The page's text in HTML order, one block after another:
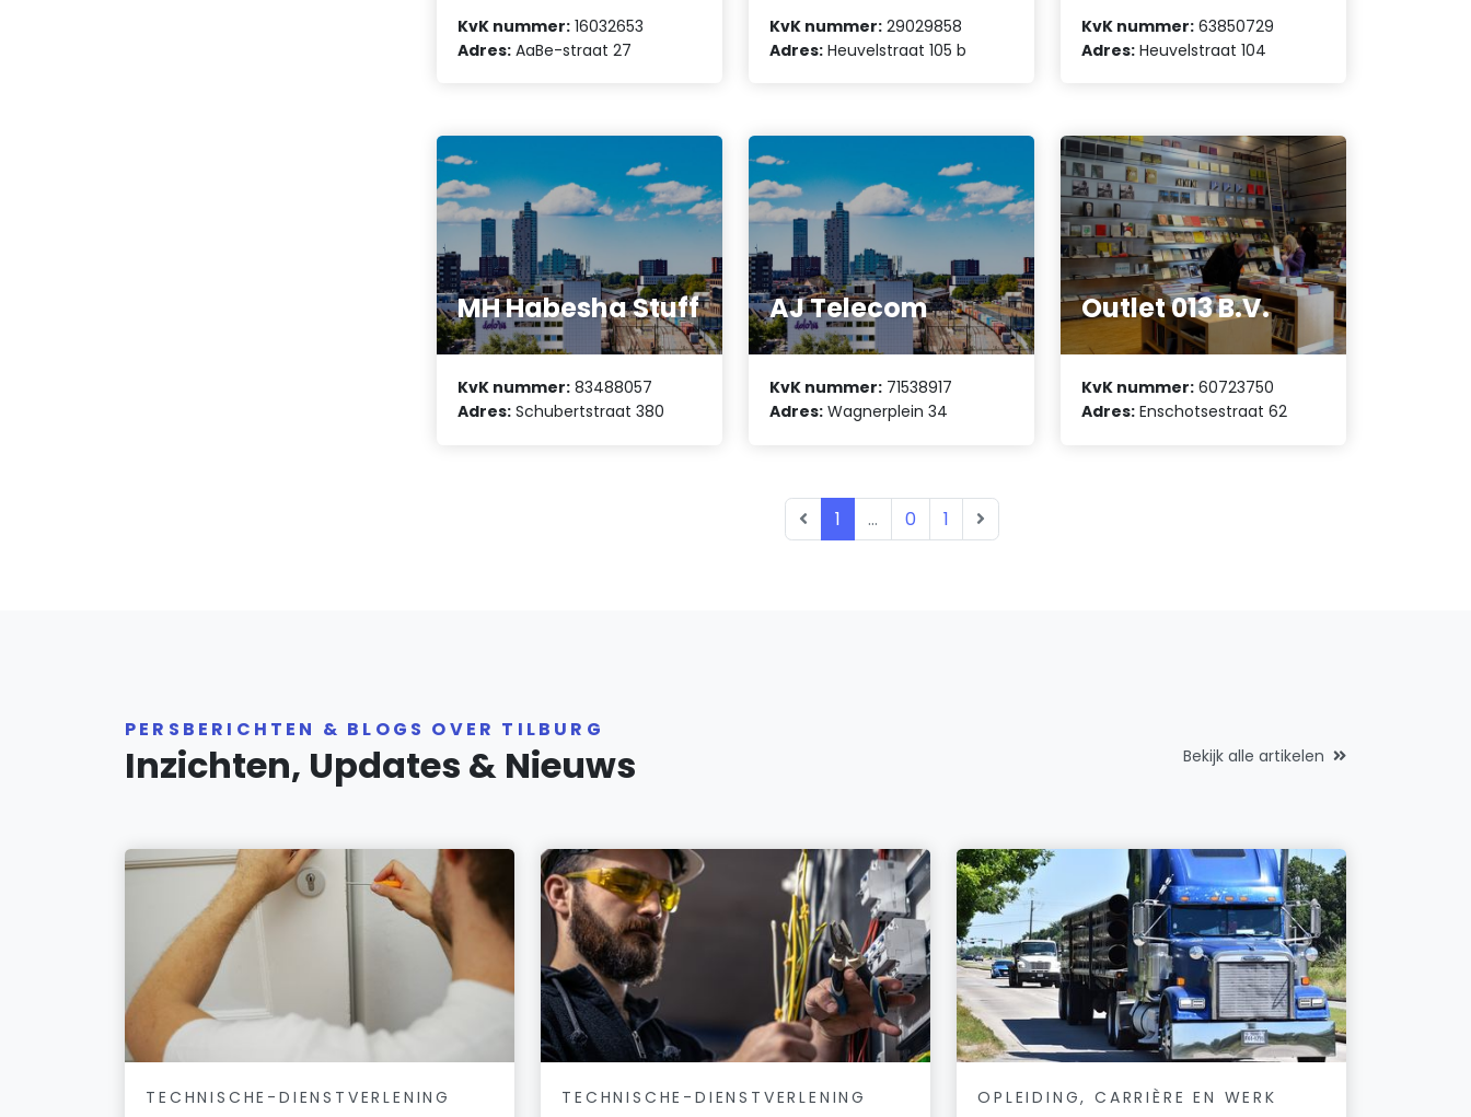
KvK nummer: 16032653
Adres: AaBe-straat 27
KvK nummer: 29029858
Adres: Heuvelstraat 105 b
KvK nummer: 63850729
Adres: Heuvelstraat 104
MH Habesha Stuff
KvK nummer: 83488057
Adres: Schubertstraat 380
AJ Telecom
KvK nummer: 71538917
Adres: Wagnerplein 34
Outlet 013 B.V.
KvK nummer: 60723750
Adres: Enschotsestraat 62
1 ... 0 1
PERSBERICHTEN & BLOGS OVER TILBURG
Inzichten, Updates & Nieuws Bekijk alle artikelen
TECHNISCHE-DIENSTVERLENING TECHNISCHE-DIENSTVERLENING OPLEIDING, CARRIÈRE EN WERK